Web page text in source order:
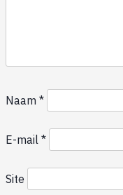
Naam *
E-mail *
Site